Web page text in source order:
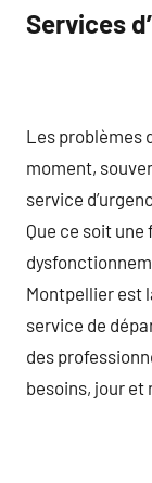
Services
Les problèmes
moment,
service
Que ce soit une
Montpellier est
service de
des
besoins, jour et